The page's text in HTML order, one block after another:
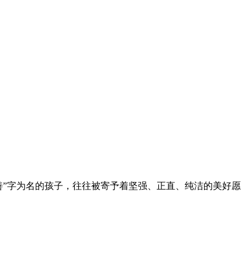
字为名的孩子，往往被寄予着坚强、正直、纯洁的美好愿